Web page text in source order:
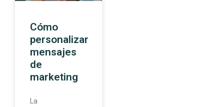
Cómo
personalizar
mensajes
de
marketing
La